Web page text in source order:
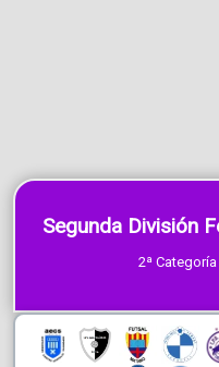
Segunda División
2ª